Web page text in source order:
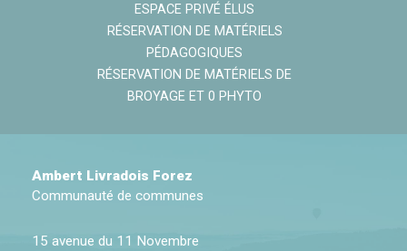
ESPACE PRIVÉ ÉLUS
RÉSERVATION DE MATÉRIELS
PÉDAGOGIQUES
RÉSERVATION DE MATÉRIELS DE
BROYAGE ET 0 PHYTO
Ambert Livradois Forez
Communauté de communes
15 avenue du 11 Novembre